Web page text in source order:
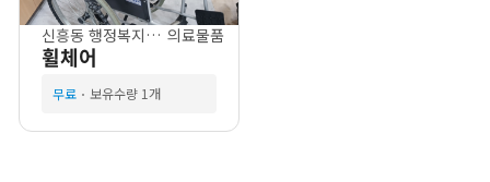
신흥동 행정복지센터 의료물품
휠체어
무료 보유수량 1개